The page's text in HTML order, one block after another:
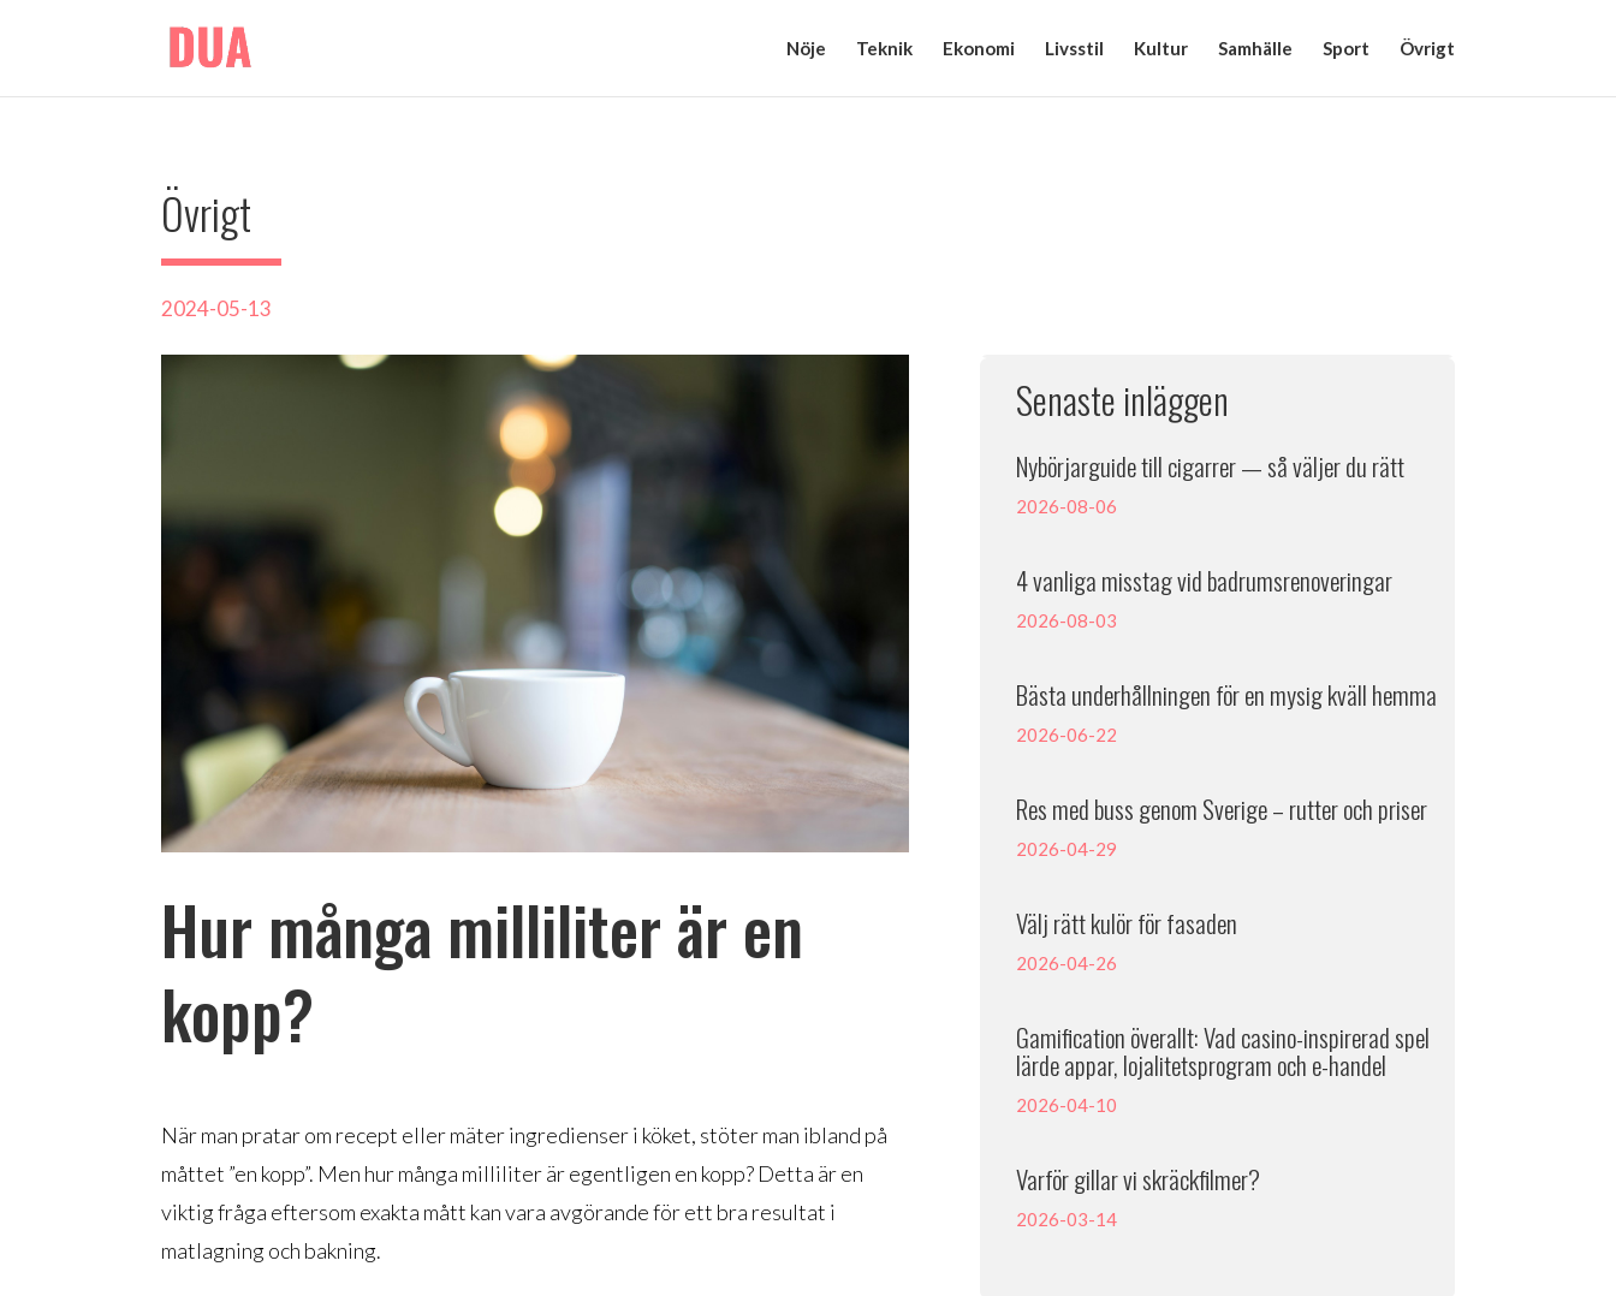
Nöje Teknik Ekonomi Livsstil Kultur Samhälle Sport Övrigt
Övrigt
2024-05-13
Hur många milliliter är en
kopp?
När man pratar om recept eller mäter ingredienser i köket, stöter man ibland på
måttet ”en kopp”. Men hur många milliliter är egentligen en kopp? Detta är en
viktig fråga eftersom exakta mått kan vara avgörande för ett bra resultat i
matlagning och bakning.
Senaste inläggen
Nybörjarguide till cigarrer — så väljer du rätt
2026-08-06
4 vanliga misstag vid badrumsrenoveringar
2026-08-03
Bästa underhållningen för en mysig kväll hemma
2026-06-22
Res med buss genom Sverige – rutter och priser
2026-04-29
Välj rätt kulör för fasaden
2026-04-26
Gamification överallt: Vad casino-inspirerad spel
lärde appar, lojalitetsprogram och e-handel
2026-04-10
Varför gillar vi skräckfilmer?
2026-03-14